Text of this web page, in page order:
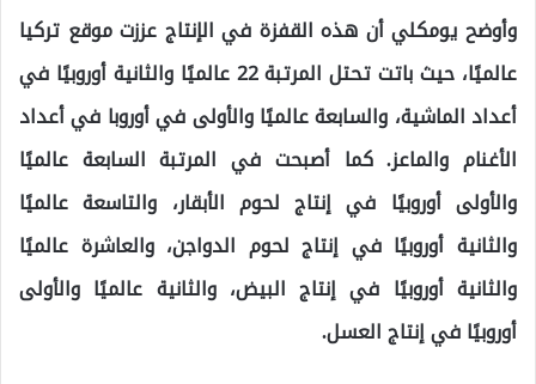
وأوضح يومكلي أن هذه القفزة في الإنتاج عززت موقع تركيا
عالميًا، حيث باتت تحتل المرتبة 22 عالميًا والثانية أوروبيًا في
أعداد الماشية، والسابعة عالميًا والأولى في أوروبا في أعداد
الأغنام والماعز. كما أصبحت في المرتبة السابعة عالميًا
والأولى أوروبيًا في إنتاج لحوم الأبقار، والتاسعة عالميًا
والثانية أوروبيًا في إنتاج لحوم الدواجن، والعاشرة عالميًا
والثانية أوروبيًا في إنتاج البيض، والثانية عالميًا والأولى
أوروبيًا في إنتاج العسل.